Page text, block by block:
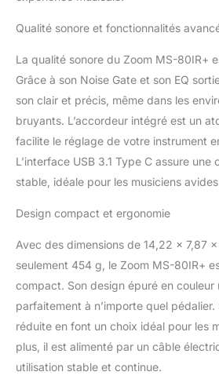
Qualité sonore et fonctionnalités
La qualité sonore du Zoom MS-80IR+
Grâce à son Noise Gate et son EQ
son clair et précis, même dans les
bruyants. L’accordeur intégré est un
facilite le réglage de votre instrument
L’interface USB 3.1 Type C assure
stable, idéale pour les musiciens
Design compact et ergonomie
Avec des dimensions de 14,22 x 7,87
seulement 454 g, le Zoom MS-80IR+
compact. Son design épuré en couleur
parfaitement à n’importe quel
réduite en font un choix idéal pour les
plus, il est alimenté par un câble
utilisation stable et continue.